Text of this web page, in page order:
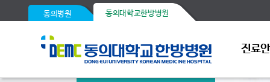
동의병원 동의대학교한방병원
진료